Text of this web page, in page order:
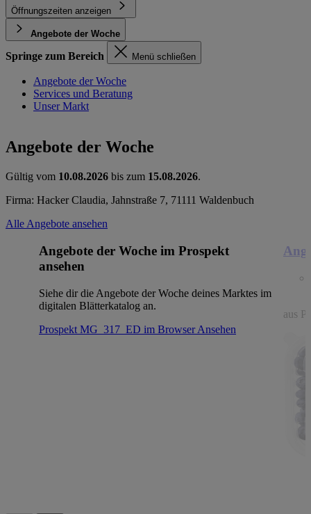
Öffnungszeiten anzeigen
Angebote der Woche
Springe zum Bereich Menü schließen
Angebote der Woche
Services und Beratung
Unser Markt
Angebote der Woche
Gültig vom 10.08.2026 bis zum 15.08.2026.
Firma: Hacker Claudia, Jahnstraße 7, 71111 Waldenbuch
Alle Angebote ansehen
Angebote der Woche im Prospekt
ansehen
Siehe dir die Angebote der Woche deines Marktes im
digitalen Blätterkatalog an.
Prospekt MG_317_ED im BrowserAnsehen
aus